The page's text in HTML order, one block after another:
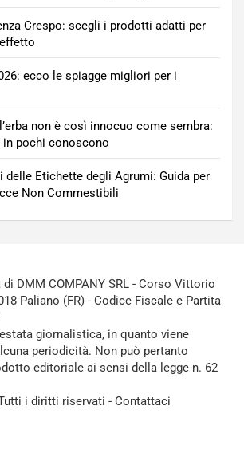
Crespo: scegli i prodotti adatti per
ecco le spiagge migliori per i
non è così innocuo come sembra:
pochi conoscono
delle Etichette degli Agrumi: Guida per
Non Commestibili
DMM COMPANY SRL - Corso Vittorio
Paliano (FR) - Codice Fiscale e Partita
giornalistica, in quanto viene
periodicità. Non può pertanto
editoriale ai sensi della legge n. 62
i diritti riservati - Contattaci